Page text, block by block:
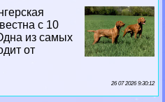
с 10
из самых
от
26 07 2026 9:30:12